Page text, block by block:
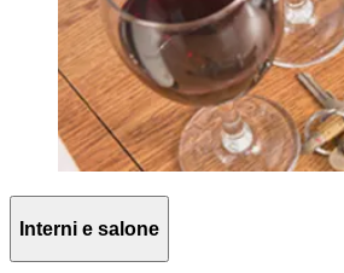
Interni e salone